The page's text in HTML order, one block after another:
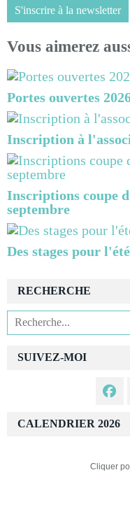
S'inscrire à la newsletter
Vous aimerez
Portes ouvertes
Inscription à
Inscriptions coupe
septembre
Des stages pour
SUIVEZ-MOI
RECHERCHE
CALENDRIER 2026
Cliquer